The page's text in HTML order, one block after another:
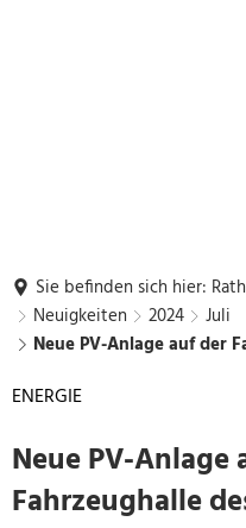
Sie befinden sich hier:
Neuigkeiten
2024
Juli
Neue PV-Anlage auf der
ENERGIE
Neue PV-Anlage
Fahrzeughalle